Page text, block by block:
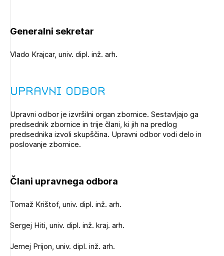
Generalni sekretar
Vlado Krajcar, univ. dipl. inž. arh.
Upravni odbor
Upravni odbor je izvršilni organ zbornice. Sestavljajo ga
predsednik zbornice in trije člani, ki jih na predlog
predsednika izvoli skupščina. Upravni odbor vodi delo in
poslovanje zbornice.
Člani upravnega odbora
Tomaž Krištof, univ. dipl. inž. arh.
Sergej Hiti, univ. dipl. inž. kraj. arh.
Jernej Prijon, univ. dipl. inž. arh.